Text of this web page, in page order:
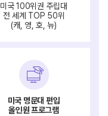
미국 100위권 주립대
전 세계 TOP 50위
(캐, 영, 호, 뉴)
미국 명문대 편입
올인원 프로그램